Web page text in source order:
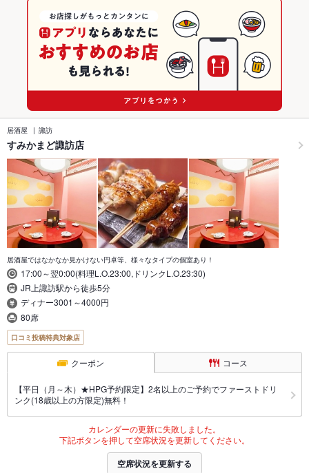
居酒屋 諏訪
すみかまど諏訪店
居酒屋ではなかなか見かけない円卓等、様々なタイプの個室あり！
17:00～翌0:00(料理L.O.23:00,ドリンクL.O.23:30)
JR上諏訪駅から徒歩5分
ディナー3001～4000円
80席
口コミ投稿特典対象店
クーポン コース
【平日（月～木）★HPG予約限定】2名以上のご予約でファーストドリ
ンク(18歳以上の方限定)無料！
カレンダーの更新に失敗しました。
下記ボタンを押して空席状況を更新してください。
空席状況を更新する